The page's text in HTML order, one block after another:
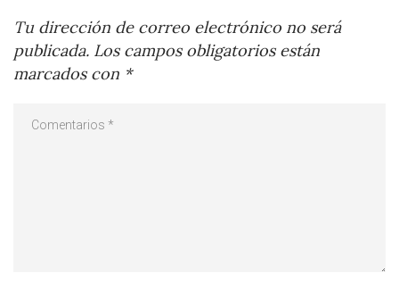
Tu dirección de correo electrónico no será
publicada. Los campos obligatorios están
marcados con *